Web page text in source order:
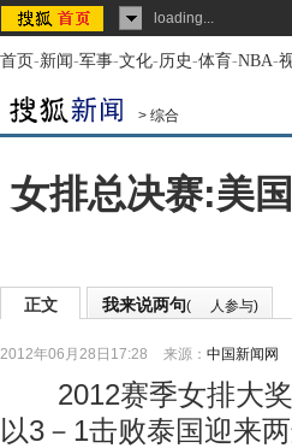
loading...
首页-新闻-军事-文化-历史-体育-NBA-
> 综合
女排总决赛:美
正文 我来说两句( 人参与)
2012年06月28日17:28 来源： 中国新闻网
2012赛季女排大奖
以3－1击败泰国迎来